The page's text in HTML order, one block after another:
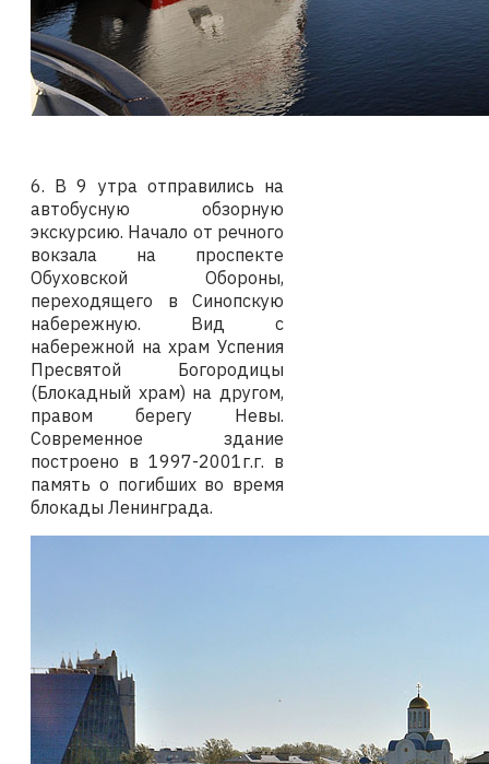
6. В 9 утра отправились на
автобусную обзорную
экскурсию. Начало от речного
вокзала на проспекте
Обуховской Обороны,
переходящего в Синопскую
набережную. Вид с
набережной на храм Успения
Пресвятой Богородицы
(Блокадный храм) на другом,
правом берегу Невы.
Современное здание
построено в 1997-2001г.г. в
память о погибших во время
блокады Ленинграда.